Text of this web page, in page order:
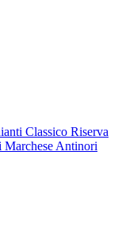
Classico Riserva
Marchese Antinori